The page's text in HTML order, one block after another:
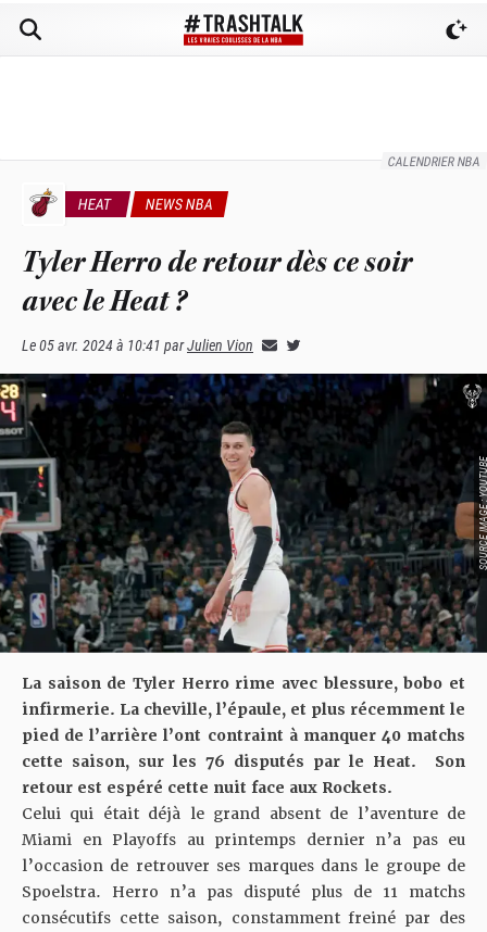
CALENDRIER NBA
HEAT NEWS NBA
Tyler Herro de retour dès ce soir
avec le Heat ?
Le05 avr. 2024 à 10:41 parJulien Vion
SOURCE
La saison de Tyler Herro rime avec blessure, bobo et
infirmerie. La cheville, l’épaule, et plus récemment le
pied de l’arrière l’ont contraint à manquer 40 matchs
cette saison, sur les 76 disputés par le Heat. Son
retour est espéré cette nuit face aux Rockets.
Celui qui était déjà le grand absent de l’aventure de
Miami en Playoffs au printemps dernier n’a pas eu
l’occasion de retrouver ses marques dans le groupe de
Spoelstra. Herro n’a pas disputé plus de 11 matchs
consécutifs cette saison, constamment freiné par des